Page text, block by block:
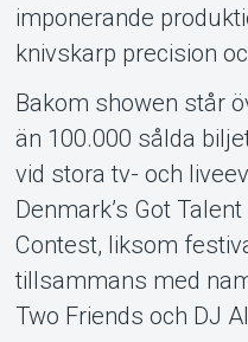
imponerande
knivskarp precision
Bakom showen står
än 100.000 sålda
vid stora tv- och
Denmark’s Got
Contest, liksom
tillsammans med
Two Friends och DJ